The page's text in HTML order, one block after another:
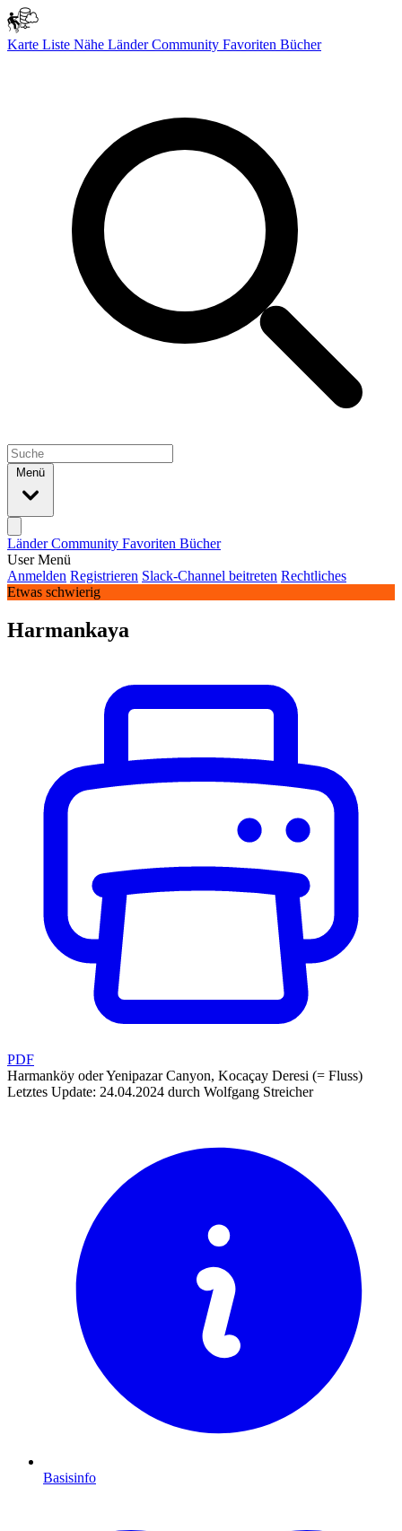
Karte Liste Nähe LänderCommunity Favoriten Bücher
Menü
LänderCommunity Favoriten Bücher
User Menü
Anmelden Registrieren Slack-Channel beitreten Rechtliches
Etwas schwierig
Harmankaya
PDF
Harmanköy oder Yenipazar Canyon, Kocaçay Deresi (= Fluss)
Letztes Update: 24.04.2024 durch Wolfgang Streicher
Basisinfo